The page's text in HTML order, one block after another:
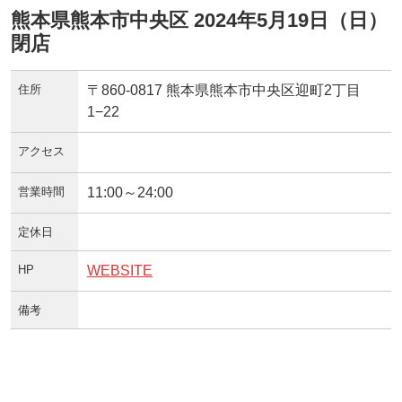
熊本県熊本市中央区 2024年5月19日（日）
閉店
住所
〒860-0817 熊本県熊本市中央区迎町2丁目
1−22
アクセス
営業時間 11:00～24:00
定休日
HP WEBSITE
備考